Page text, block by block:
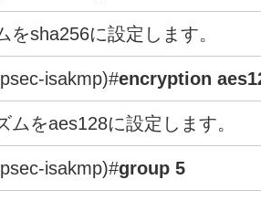
をsha256に設定します。
isakmp)#encryption
ムをaes128に設定します。
isakmp)#group 5